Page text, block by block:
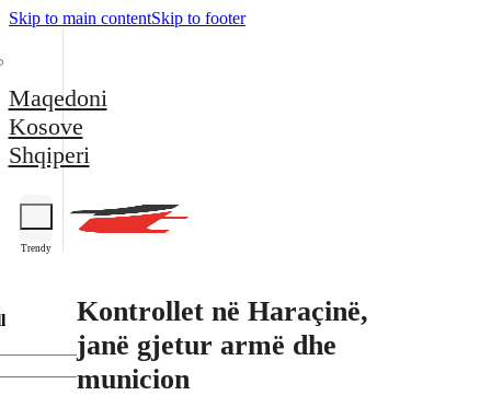
Skip to main contentSkip to footer
Maqedoni
Kosove
Shqiperi
Trendy
Kontrollet në Haraçinë,
janë gjetur armë dhe
municion